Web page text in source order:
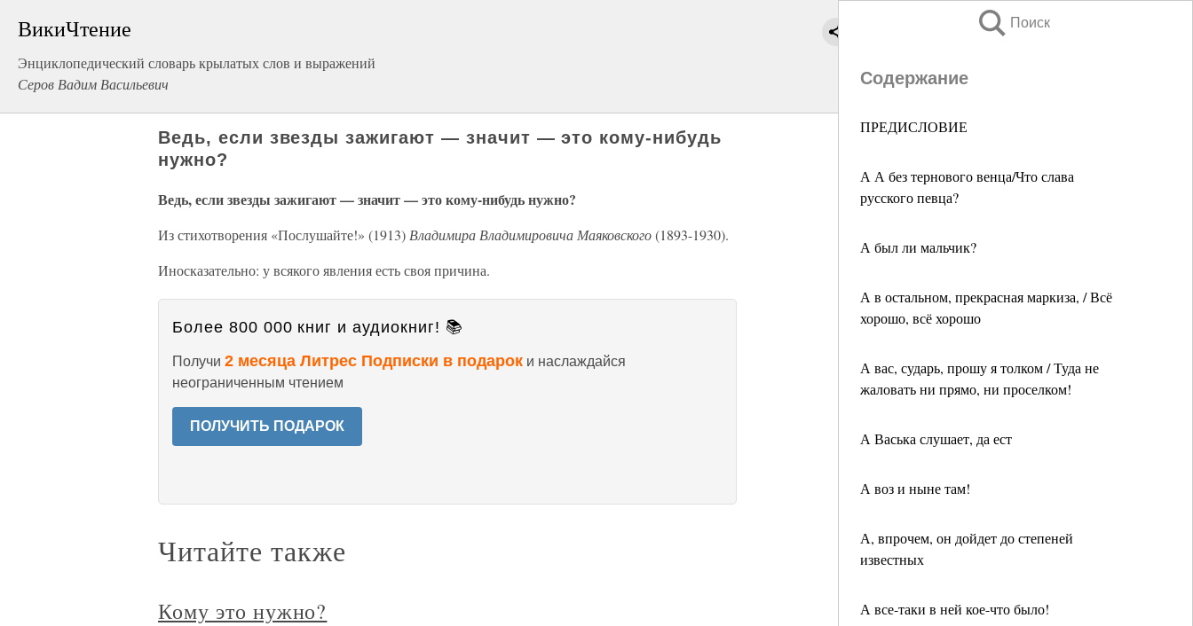
ВикиЧтение
Энциклопедический словарь крылатых слов и выражений
Серов Вадим Васильевич
Поиск
Содержание
ПРЕДИСЛОВИЕ
А А без тернового венца/Что слава
русского певца?
А был ли мальчик?
А в остальном, прекрасная маркиза, / Всё
хорошо, всё хорошо
А вас, сударь, прошу я толком / Туда не
жаловать ни прямо, ни проселком!
А Васька слушает, да ест
А воз и ныне там!
А, впрочем, он дойдет до степеней
известных
А все-таки в ней кое-что было!
Ведь, если звезды зажигают — значит — это кому-нибудь
нужно?
Ведь, если звезды зажигают — значит — это кому-нибудь нужно?
Из стихотворения «Послушайте!» (1913) Владимира Владимировича Маяковского(1893-1930).
Иносказательно: у всякого явления есть своя причина.
Более 800 000 книг и аудиокниг! 📚
Получи 2 месяца Литрес Подписки в подарок и наслаждайся
неограниченным чтением
ПОЛУЧИТЬ ПОДАРОК
Читайте также
Кому это нужно?